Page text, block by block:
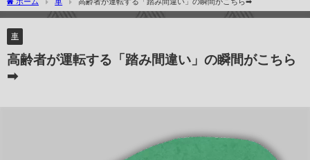
車
高齢者が運転する「踏み間違い」の瞬間がこちら
➡︎